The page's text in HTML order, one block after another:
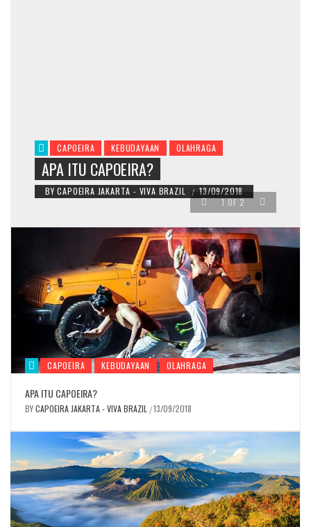
CAPOEIRA KEBUDAYAAN OLAHRAGA
APA ITU CAPOEIRA?
BY CAPOEIRA JAKARTA - VIVA BRAZIL / 13/09/2018
1OF2
CAPOEIRA KEBUDAYAAN OLAHRAGA
APA ITU CAPOEIRA?
BYCAPOEIRA JAKARTA - VIVA BRAZIL /13/09/2018